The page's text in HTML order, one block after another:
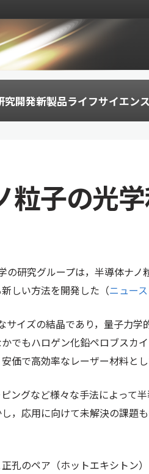
究開発新製品ライフサイエンス
粒子の光
の研究グループは，半導体ナ
しい方法を開発した（ニュー
イズの結晶であり，量⼦⼒
でもハロゲン化鉛ペロブスカ
価で⾼効率なレーザー材料とし
ングなど様々な⼿法によって
，応⽤に向けて未解決の課題
孔のペア（ホットエキシトン